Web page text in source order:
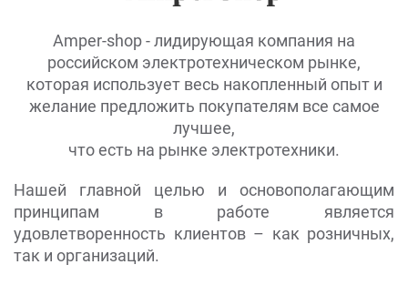
Amper-shop - лидирующая компания на
российском электротехническом рынке,
которая использует весь накопленный опыт и
желание предложить покупателям все самое
лучшее,
что есть на рынке электротехники.
Нашей главной целью и основополагающим
принципам в работе является
удовлетворенность клиентов – как розничных,
так и организаций.